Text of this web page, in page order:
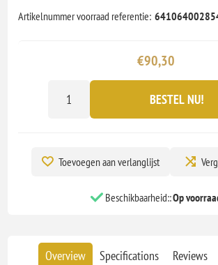
Artikelnummer voorraad referentie:
€90,30
BESTEL NU!
Toevoegen aan verlanglijst
Beschikbaarheid::Op
Overview Specifications Reviews